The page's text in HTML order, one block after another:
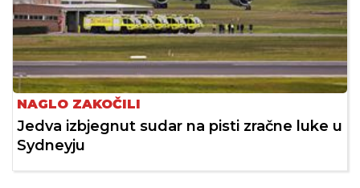
NAGLO ZAKOČILI
Jedva izbjegnut sudar na pisti zračne luke u
Sydneyju